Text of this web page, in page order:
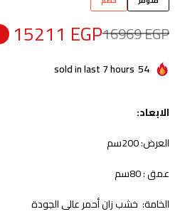
16969EGP
15211 EGP
54
sold in last 7 hours
الابعاد:
العرض: 200سم
عمق : 80سم
الخامة: خشب زان أحمر عالى الجودة